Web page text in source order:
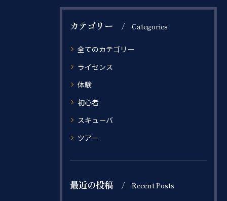
カテゴリー Categories
全てのカテゴリー
ライセンス
体験
初心者
スキューバ
ツアー
最近の投稿 Recent Posts